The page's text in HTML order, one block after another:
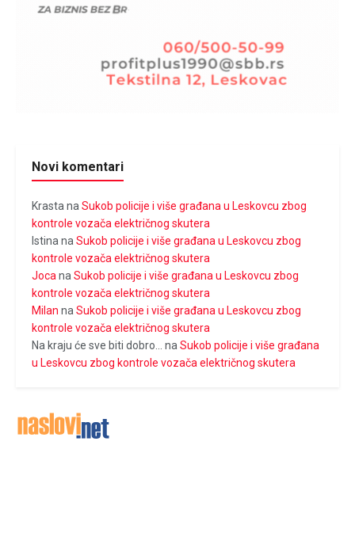
Novi komentari
KrastanaSukob policije i više građana u Leskovcu zbog
kontrole vozača električnog skutera
IstinanaSukob policije i više građana u Leskovcu zbog
kontrole vozača električnog skutera
JocanaSukob policije i više građana u Leskovcu zbog
kontrole vozača električnog skutera
Milan naSukob policije i više građana u Leskovcu zbog
kontrole vozača električnog skutera
Na kraju će sve biti dobro... naSukob policije i više građana
u Leskovcu zbog kontrole vozača električnog skutera